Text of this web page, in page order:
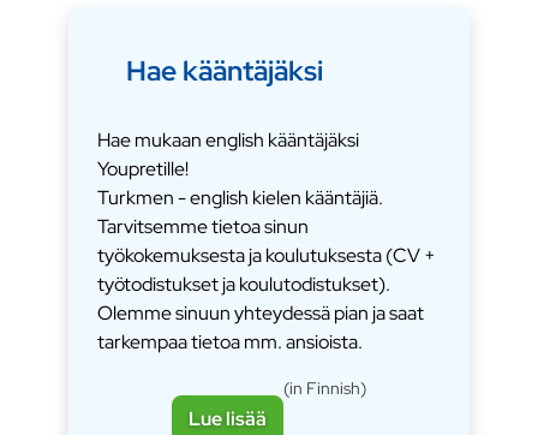
Hae kääntäjäksi
Hae mukaan english kääntäjäksi
Youpretille!
Turkmen - english kielen kääntäjiä.
Tarvitsemme tietoa sinun
työkokemuksesta ja koulutuksesta (CV +
työtodistukset ja koulutodistukset).
Olemme sinuun yhteydessä pian ja saat
tarkempaa tietoa mm. ansioista.
Lue lisää
(in Finnish)